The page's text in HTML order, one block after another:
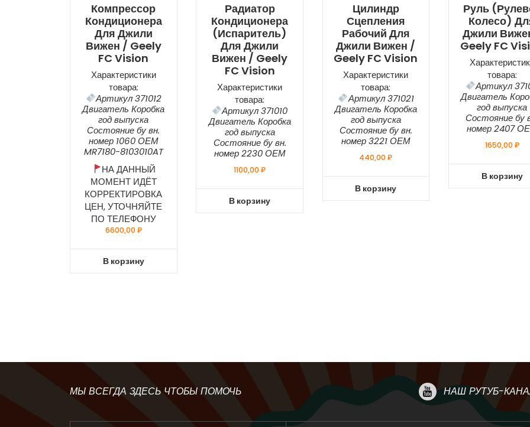
Компрессор
Кондиционера
Для Джили
Вижен / Geely
FC Vision
Характеристики
товара:
Артикул 371012
Двигатель Коробка
год выпуска
Состояние бу вн.
номер 1060 ОЕМ
MR7180-8103010AT
НА ДАННЫЙ
МОМЕНТ ИДЁТ
КОРРЕКТИРОВКА
ЦЕН, УТОЧНЯЙТЕ
ПО ТЕЛЕФОНУ
6600,00₽
В корзину
Радиатор
Кондиционера
(испаритель)
Для Джили
Вижен / Geely
FC Vision
Характеристики
товара:
Артикул 371010
Двигатель Коробка
год выпуска
Состояние бу вн.
номер 2230 ОЕМ
1100,00₽
В корзину
Цилиндр
Сцепления
Рабочий Для
Джили Вижен /
Geely FC Vision
Характеристики
товара:
Артикул 371021
Двигатель Коробка
год выпуска
Состояние бу вн.
номер 3221 ОЕМ
440,00₽
В корзину
Руль
Колесо)
Джили
Geely FC
товара:
Артикул
Двигатель
год выпуска
Состояние бу
номер 2407
1650,00₽
В корзину
МЫ ВСЕГДА ЗДЕСЬ ЧТОБЫ ПОМОЧЬ НАШ РУТУБ-